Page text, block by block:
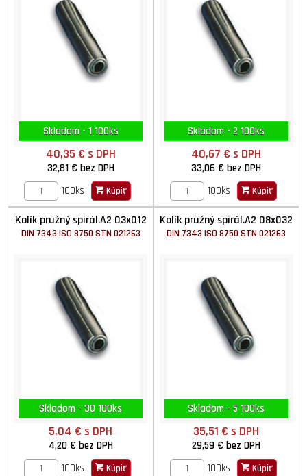
Skladom - 1 100ks
40,35 € s DPH
32,81 € bez DPH
100ks
Kúpiť
Skladom - 2 100ks
40,67 €s DPH
33,06 €bez DPH
100ks
Kúpiť
Kolík pružný spirál.A2 03x012
DIN 7343 ISO 8750 STN 021263
Skladom - 30 100ks
5,04 €s DPH
4,20 € bez DPH
100ks
Kúpiť
Kolík pružný spirál.A2 08x032
DIN 7343 ISO 8750 STN 021263
Skladom - 5 100ks
35,51 €s DPH
29,59 €bez DPH
100ks
Kúpiť